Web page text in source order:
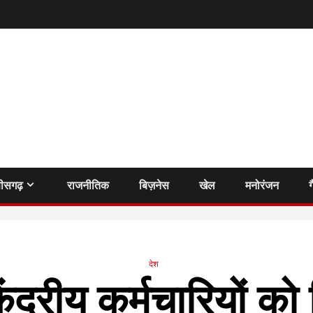
राजनीतिक बिज़नेस खेल मनोरंजन
देश
कर्मचारियों